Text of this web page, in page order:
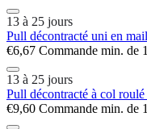
13 à 25 jours
Pull décontracté uni en
€6,67 Commande min. de
13 à 25 jours
Pull décontracté à col
€9,60 Commande min. de